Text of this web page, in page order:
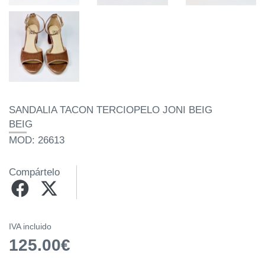
SANDALIA TACON TERCIOPELO JONI BEIG
BEIG
MOD: 26613
Compártelo
IVA incluido
125.00€